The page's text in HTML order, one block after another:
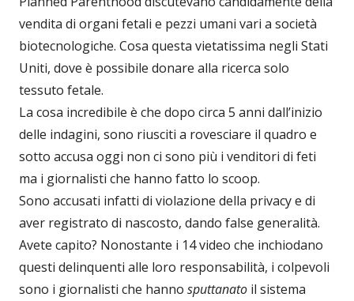
vendita di organi fetali e pezzi umani vari a società
biotecnologiche. Cosa questa vietatissima negli Stati
Uniti, dove è possibile donare alla ricerca solo
tessuto fetale.
La cosa incredibile è che dopo circa 5 anni dall’inizio
delle indagini, sono riusciti a rovesciare il quadro e
sotto accusa oggi non ci sono più i venditori di feti
ma i giornalisti che hanno fatto lo scoop.
Sono accusati infatti di violazione della privacy e di
aver registrato di nascosto, dando false generalità.
Avete capito? Nonostante i 14 video che inchiodano
questi delinquenti alle loro responsabilità, i colpevoli
sono i giornalisti che hanno sputtanato il sistema